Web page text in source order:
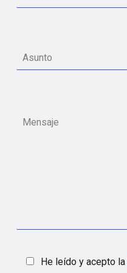
He leído y acepto la